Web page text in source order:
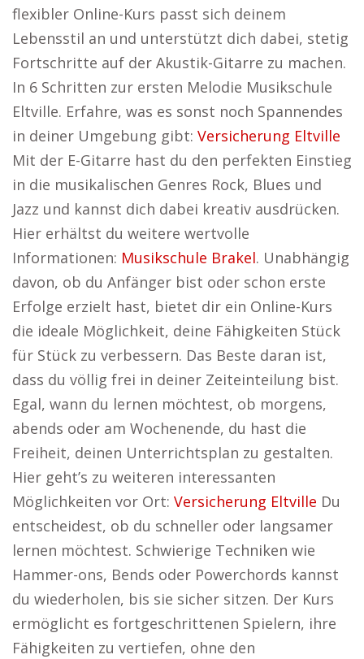
flexibler Online-Kurs passt sich deinem
Lebensstil an und unterstützt dich dabei, stetig
Fortschritte auf der Akustik-Gitarre zu machen.
In 6 Schritten zur ersten Melodie Musikschule
Eltville. Erfahre, was es sonst noch Spannendes
in deiner Umgebung gibt: Versicherung Eltville
Mit der E-Gitarre hast du den perfekten Einstieg
in die musikalischen Genres Rock, Blues und
Jazz und kannst dich dabei kreativ ausdrücken.
Hier erhältst du weitere wertvolle
Informationen: Musikschule Brakel. Unabhängig
davon, ob du Anfänger bist oder schon erste
Erfolge erzielt hast, bietet dir ein Online-Kurs
die ideale Möglichkeit, deine Fähigkeiten Stück
für Stück zu verbessern. Das Beste daran ist,
dass du völlig frei in deiner Zeiteinteilung bist.
Egal, wann du lernen möchtest, ob morgens,
abends oder am Wochenende, du hast die
Freiheit, deinen Unterrichtsplan zu gestalten.
Hier geht’s zu weiteren interessanten
Möglichkeiten vor Ort: Versicherung Eltville Du
entscheidest, ob du schneller oder langsamer
lernen möchtest. Schwierige Techniken wie
Hammer-ons, Bends oder Powerchords kannst
du wiederholen, bis sie sicher sitzen. Der Kurs
ermöglicht es fortgeschrittenen Spielern, ihre
Fähigkeiten zu vertiefen, ohne den